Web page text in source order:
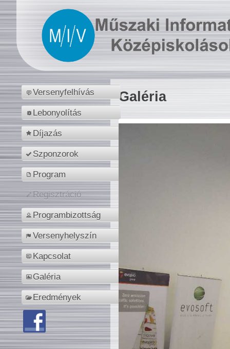
Versenyfelhívás
Lebonyolítás
Díjazás
Szponzorok
Program
Regisztráció
Programbizottság
Versenyhelyszín
Kapcsolat
Galéria
Eredmények
Galéria